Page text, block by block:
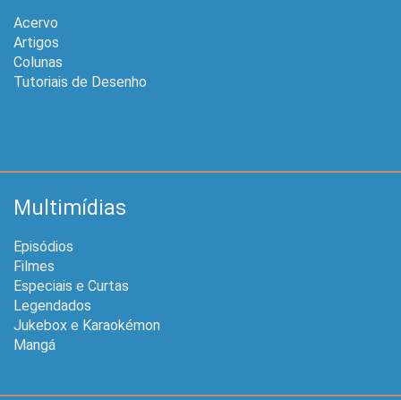
Acervo
Artigos
Colunas
Tutoriais de Desenho
Multimídias
Episódios
Filmes
Especiais e Curtas
Legendados
Jukebox e Karaokémon
Mangá